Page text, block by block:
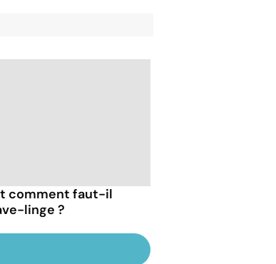
comment faut-il
linge ?